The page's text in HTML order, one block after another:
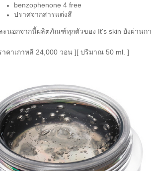
benzophenone 4 free
ปราศจากสารแต่งสี
ะนอกจากนี้ผลิตภัณฑ์ทุกตัวของ It's skin ยังผ่านก
าคาเกาหลี 24,000 วอน ][ ปริมาณ 50 ml. ]